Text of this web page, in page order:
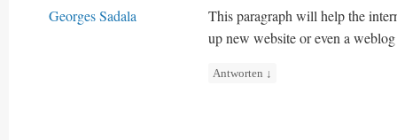
Georges Sadala
This paragraph will help the
up new website or even a
Antworten ↓